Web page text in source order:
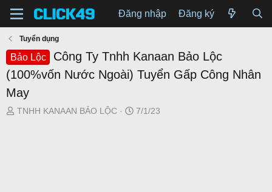
Đăng nhập Đăng ký
Tuyển dụng
Bảo Lộc
Công Ty Tnhh Kanaan Bảo Lộc
(100%vốn Nước Ngoài) Tuyển Gấp Công Nhân
May
T
TNHH KANAAN BẢO LỘC
N
7/1/23